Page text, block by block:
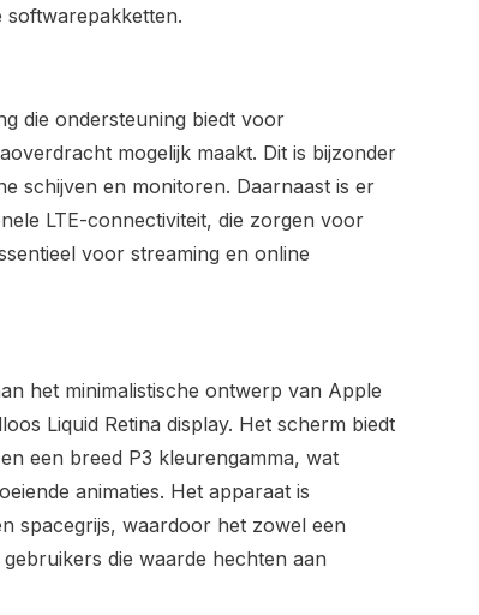
softwarepakketten.
die ondersteuning biedt voor
mogelijk maakt. Dit is bijzonder
schijven en monitoren. Daarnaast is er
LTE-connectiviteit, die zorgen voor
voor streaming en online
het minimalistische ontwerp van Apple
Liquid Retina display. Het scherm biedt
een breed P3 kleurengamma, wat
animaties. Het apparaat is
spacegrijs, waardoor het zowel een
die waarde hechten aan